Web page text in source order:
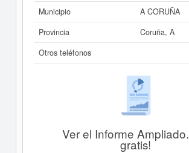
Municipio
A CORUÑA
Provincia
Coruña, A
Otros teléfonos
Ver el Informe
gratis!